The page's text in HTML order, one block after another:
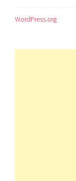
WordPress.org